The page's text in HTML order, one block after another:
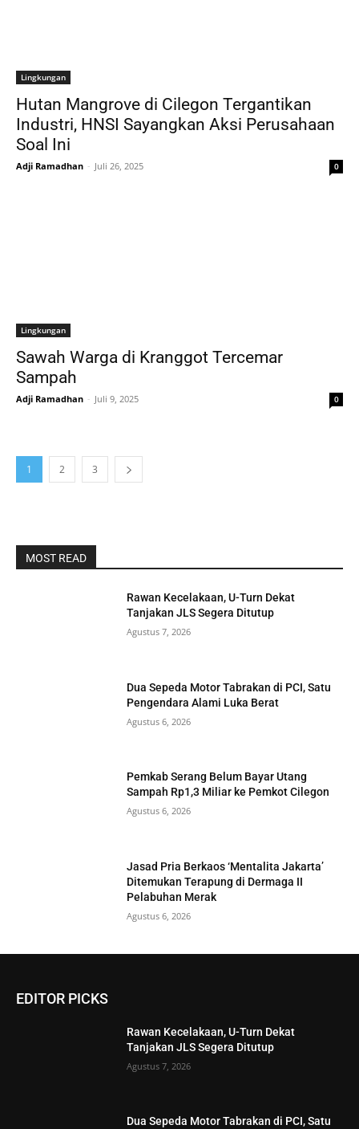
Lingkungan
Hutan Mangrove di Cilegon Tergantikan
Industri, HNSI Sayangkan Aksi Perusahaan
Soal Ini
Adji Ramadhan - Juli 26, 2025 0
Lingkungan
Sawah Warga di Kranggot Tercemar
Sampah
Adji Ramadhan - Juli 9, 2025 0
1 2 3
MOST READ
Rawan Kecelakaan, U-Turn Dekat
Tanjakan JLS Segera Ditutup
Agustus 7, 2026
Dua Sepeda Motor Tabrakan di PCI, Satu
Pengendara Alami Luka Berat
Agustus 6, 2026
Pemkab Serang Belum Bayar Utang
Sampah Rp1,3 Miliar ke Pemkot Cilegon
Agustus 6, 2026
Jasad Pria Berkaos ‘Mentalita Jakarta’
Ditemukan Terapung di Dermaga II
Pelabuhan Merak
Agustus 6, 2026
EDITOR PICKS
Rawan Kecelakaan, U-Turn Dekat
Tanjakan JLS Segera Ditutup
Agustus 7, 2026
Dua Sepeda Motor Tabrakan di PCI, Satu